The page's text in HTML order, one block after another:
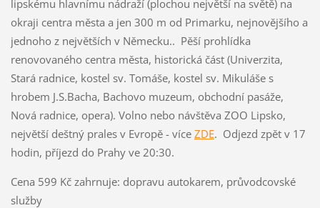
lipskému hlavnímu nádraží (plochou největší na světě) na
okraji centra města a jen 300 m od Primarku, nejnovějšího a
jednoho z největších v Německu.. Pěší prohlídka
renovovaného centra města, historická část (Univerzita,
Stará radnice, kostel sv. Tomáše, kostel sv. Mikuláše s
hrobem J.S.Bacha, Bachovo muzeum, obchodní pasáže,
Nová radnice, opera). Volno nebo návštěva ZOO Lipsko,
největší deštný prales v Evropě - více ZDE. Odjezd zpět v 17
hodin, příjezd do Prahy ve 20:30.
Cena 599 Kč zahrnuje: dopravu autokarem, průvodcovské
služby